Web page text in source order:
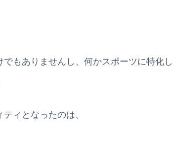
もありませんし、何かスポーツに特化
ィとなったのは、